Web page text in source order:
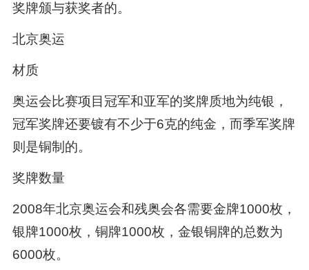
奖牌颁与获奖者的。
北京奥运
材质
奥运会比赛项目冠军和亚军的奖牌质地为纯银，
冠军奖牌还要镀有不少于6克的纯金，而季军奖牌
则是铜制的。
奖牌数量
2008年北京奥运会和残奥会各需要金牌1000枚，
银牌1000枚，铜牌1000枚，金银铜牌的总数为
6000枚。